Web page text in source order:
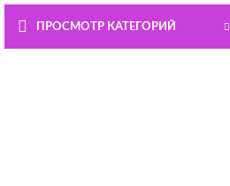
ПРОСМОТР КАТЕГОРИЙ